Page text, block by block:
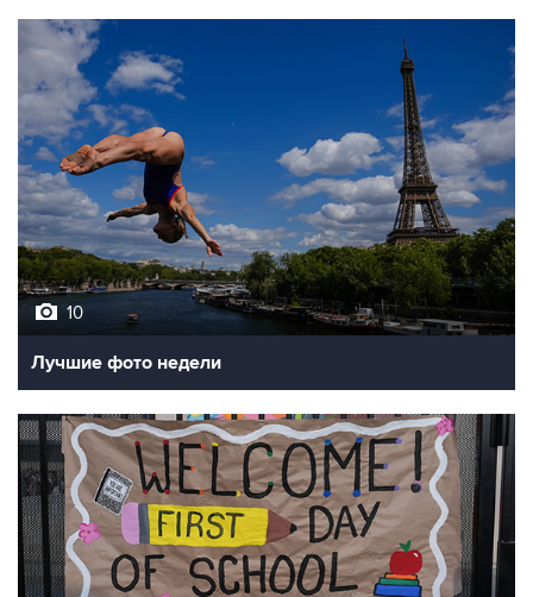
10
Лучшие фото недели